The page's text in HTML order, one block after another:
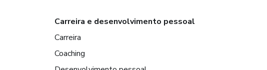
Carreira e desenvolvimento pessoal
Carreira
Coaching